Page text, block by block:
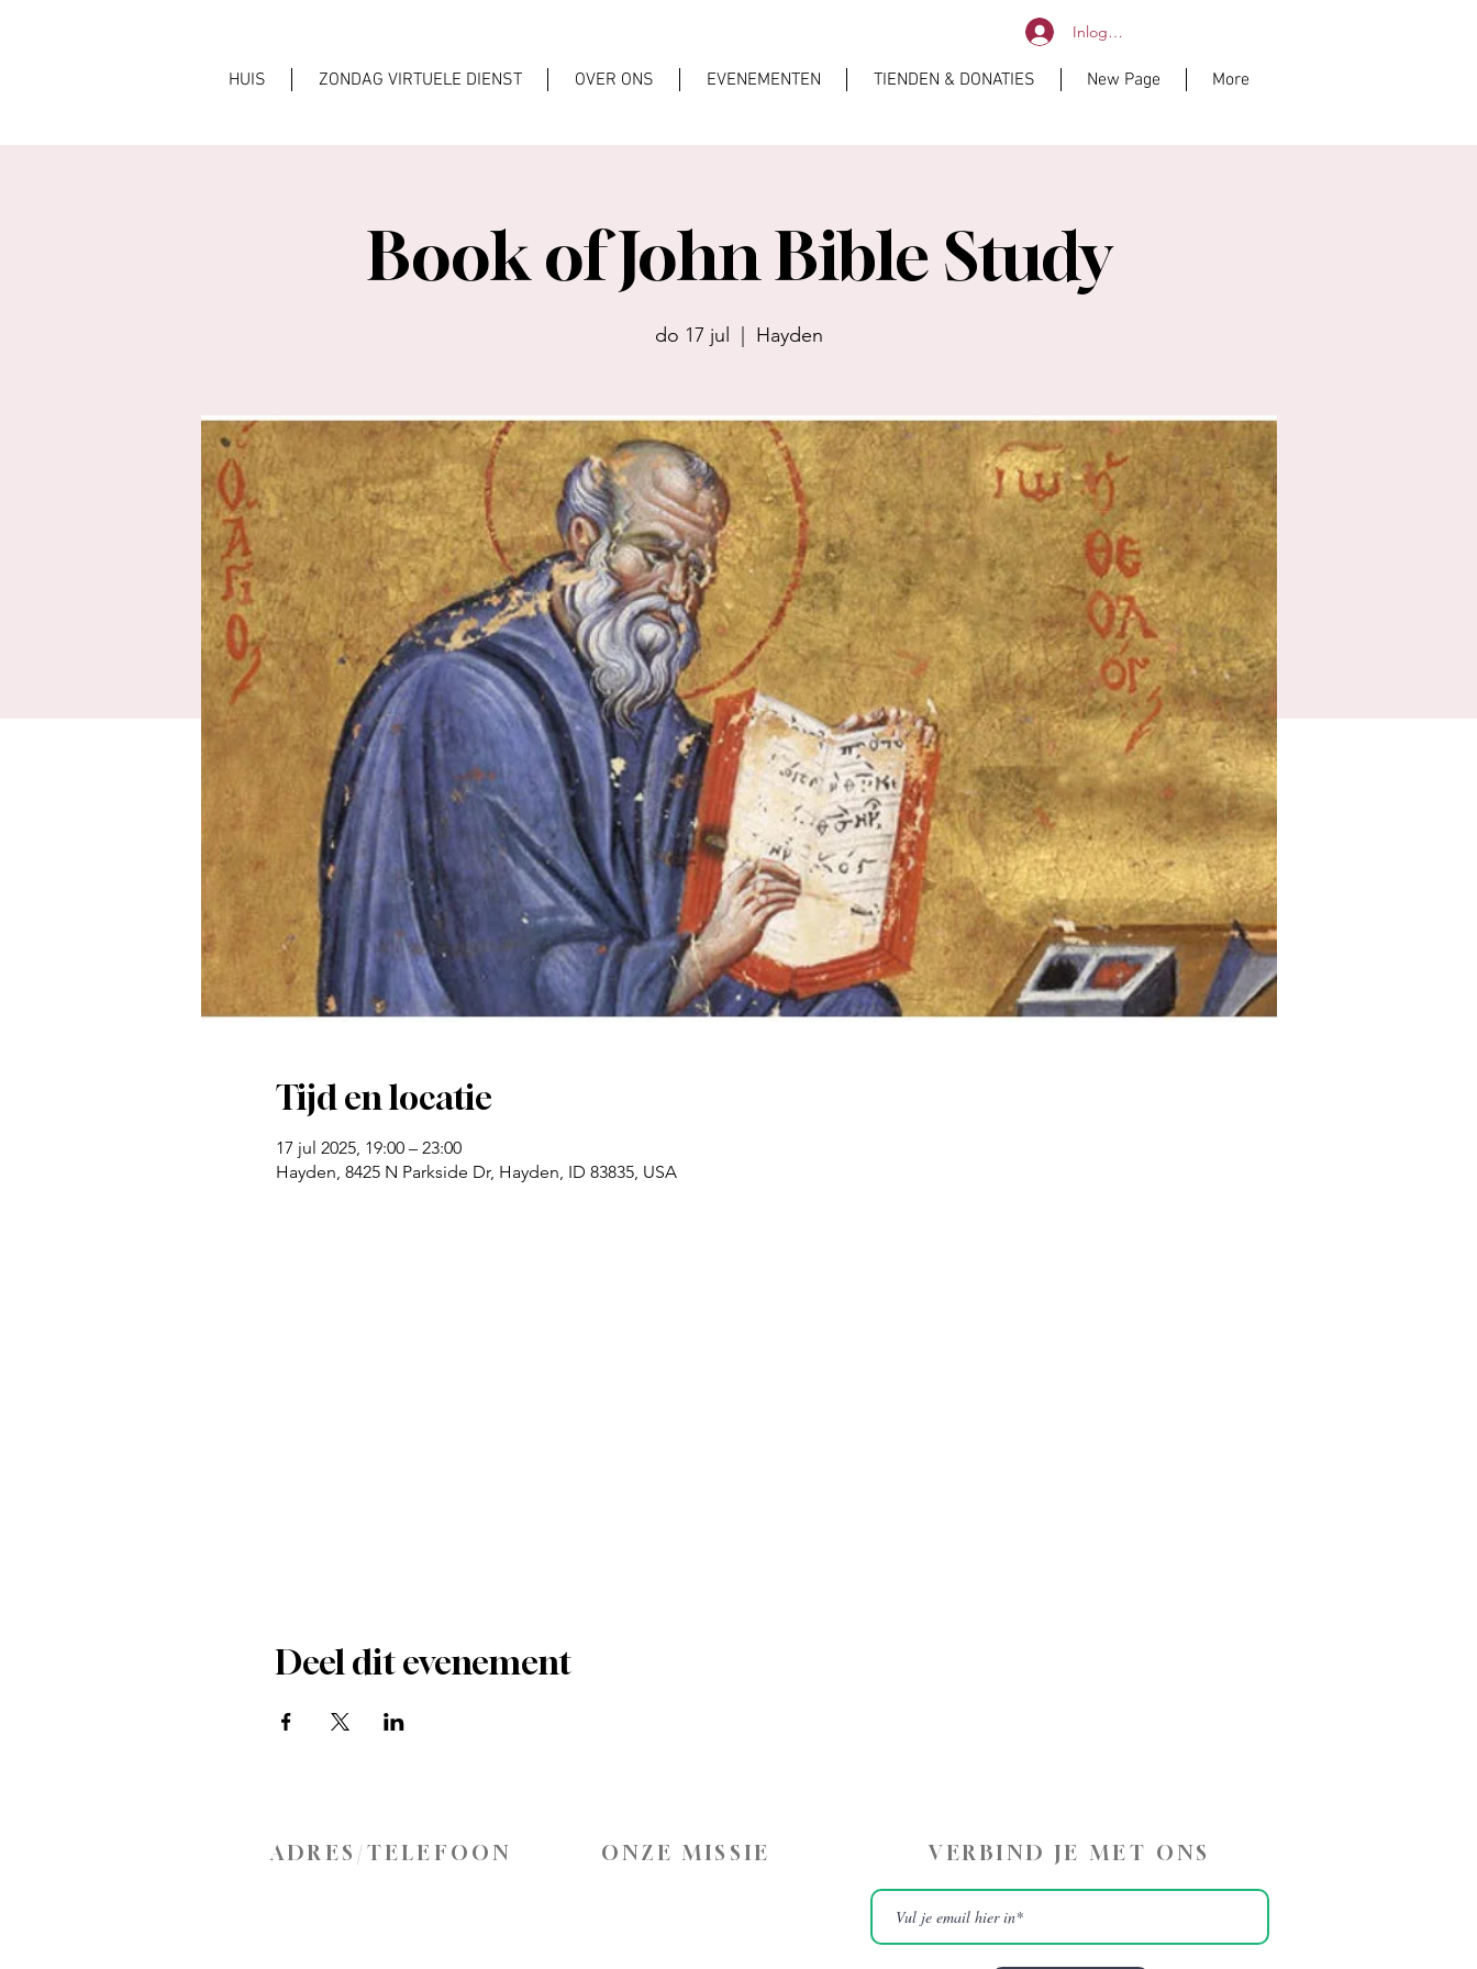
Inloggen
HUIS ZONDAG VIRTUELE DIENST OVER ONS EVENEMENTEN TIENDEN & DONATIES New Page More
Book of John Bible Study
do 17 jul Hayden
Tijd en locatie
17 jul 2025, 19:00 – 23:00
Hayden, 8425 N Parkside Dr, Hayden, ID 83835, USA
Deel dit evenement
ADRES/TELEFOON ONZE MISSIE VERBIND JE MET ONS